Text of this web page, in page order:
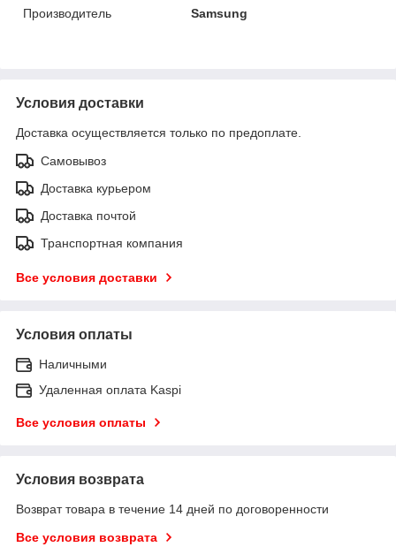
Производитель
Samsung
Условия доставки
Доставка осуществляется только по предоплате.
Самовывоз
Доставка курьером
Доставка почтой
Транспортная компания
Все условия доставки
Условия оплаты
Наличными
Удаленная оплата Kaspi
Все условия оплаты
Условия возврата
Возврат товара в течение 14 дней по договоренности
Все условия возврата